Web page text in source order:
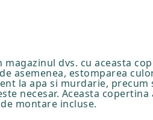
dvs. cu aceasta
asemenea, estomparea
la apa si murdarie,
necesar. Aceasta
montare incluse.